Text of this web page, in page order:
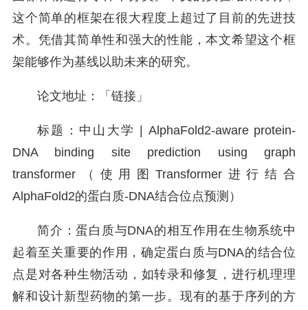
这个简单的框架在很大程度上超过了目前的先进技
术。凭借其简单性和强大的性能，本文希望这个框
架能够作为基线以助未来的研究。
论文地址：「链接」
标题：中山大学 | AlphaFold2-aware protein-
DNA binding site prediction using graph
transformer（使用图Transformer进行结合
AlphaFold2的蛋白质-DNA结合位点预测）
简介：蛋白质与DNA的相互作用在生物系统中
起着至关重要的作用，确定蛋白质与DNA的结合位
点是对各种生物活动，如转录和修复，进行机理理
解和设计新型药物的第一步。现有的基于序列的方